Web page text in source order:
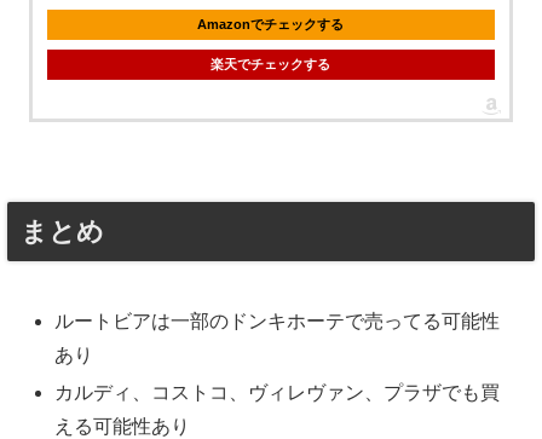
Amazonでチェックする
楽天でチェックする
まとめ
ルートビアは一部のドンキホーテで売ってる可能性
あり
カルディ、コストコ、ヴィレヴァン、プラザでも買
える可能性あり